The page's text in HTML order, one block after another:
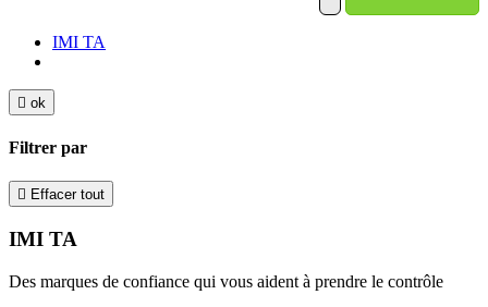
IMI TA
 ok
Filtrer par
 Effacer tout
IMI TA
Des marques de confiance qui vous aident à prendre le contrôle